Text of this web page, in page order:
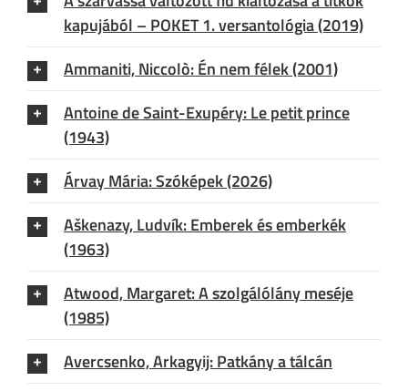
kapujából – POKET 1. versantológia (2019)
Ammaniti, Niccolò: Én nem félek (2001)
Antoine de Saint-Exupéry: Le petit prince
(1943)
Árvay Mária: Szóképek (2026)
Aškenazy, Ludvík: Emberek és emberkék
(1963)
Atwood, Margaret: A szolgálólány meséje
(1985)
Avercsenko, Arkagyij: Patkány a tálcán